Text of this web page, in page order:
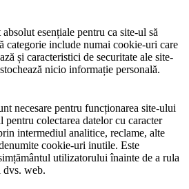
esențiale pentru ca site-ul să
categorie include numai cookie-uri care
și caracteristici de securitate ale site-
nicio informație personală.
necesare pentru funcționarea site-ului
pentru colectarea datelor cu caracter
intermediul analitice, reclame, alte
cookie-uri inutile. Este
utilizatorului înainte de a rula
dvs. web.